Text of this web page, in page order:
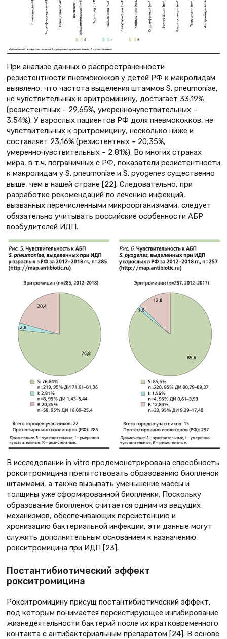
При анализе данных о распространенности
резистентности пневмококков у детей РФ к макролидам
выявлено, что частота выделения штаммов S. pneumoniae,
не чувствительных к эритромицину, достигает 33,19%
(резистентных – 29,65%, умеренночувствительных –
3,54%). У взрослых пациентов РФ доля пневмококков, не
чувствительных к эритромицину, несколько ниже и
составляет 23,16% (резистентных – 20,35%,
умеренночувствительных – 2,81%). Во многих странах
мира, в т.ч. пограничных с РФ, показатели резистентности
к макролидам у S. pneumoniae и S. pyogenes существенно
выше, чем в нашей стране [22]. Следовательно, при
разработке рекомендаций по лечению инфекций,
вызванных перечисленными микроорганизмами, следует
обязательно учитывать российские особенности АБР
возбудителей ИДП.
В исследовании in vitro продемонстрирована способность
рокситромицина препятствовать образованию биопленок
штаммами, а также вызывать уменьшение массы и
толщины уже сформированной биопленки. Поскольку
образование биопленок считается одним из ведущих
механизмов, обеспечивающих персистенцию и
хронизацию бактериальной инфекции, эти данные могут
служить дополнительным основанием к назначению
рокситромицина при ИДП [23].
Постантибиотический эффект
рокситромицина
Рокситромицину присущ постантибиотический эффект,
под которым понимается персистирующее ингибирование
жизнедеятельности бактерий после их кратковременного
контакта с антибактериальным препаратом [24]. В основе